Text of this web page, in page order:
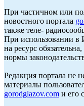
При частичном или
новостного портала
также теле-
При использовании в
на ресурс
нормы
Редакция портала не
материалы
gorodglazov.com и его